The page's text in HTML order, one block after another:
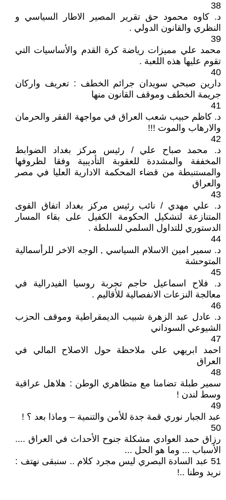
38
د. كاوه محمود حق تقرير المصير الاطار السياسي و
النظري والقانون الدولي .
39
محمد علي مميزات رياضة كرة القدم والأساسيات التي
تقوم عليها هذه اللعبة .
40
دارين صبحي سويدان جرائم الخطف : تعريف واركان
جريمة الخطف وموقف القانون منها
41
د. كاظم حبيب شعب العراق في مواجهة الفقر والحرمان
والارهاب والموت !!!
42
د. محمد صباح علي / رئيس مركز بغداد الضوابط
المخففة والمشددة للعقوبة التأديبية وفقا لظروفها
والمستنبطة من قضاء المحكمة الادارية العليا في مصر
والعراق
43
د. علي مهدي / نائب رئيس مركز بغداد اتفاق القوى
المتنازعة لتشكيل الحكومة الكفيل على بقاء المسار
الدستوري للتداول السلمي للسلطة .
44
د. سمير امين الاسلام السياسي , الوجه الاخر للرأسمالية
المتوحشة
45
د. فلاح اسماعيل حاجم تجربة روسيا الفيدرالية في
معالجة النزعات الانفصالية للأقاليم .
46
د. عادل عبد الزهرة شبيب الديمقراطية وموقف الحزب
الشيوعي السوداني
47
احمد ابريهي علي ملاحظة حول الاصلاح المالي في
العراق
48
سمير طبلة تضامنا مع متظاهري الوطن : هلاهل عراقية
وسط لندن !
49
عبد الجبار نوري قمة جدة للأمن والتنمية – وماذا بعد ؟ !
50
رزاق حمد العوادي مشكلة جنوح الأحداث في العراق ....
الأسباب ... وما هو الحل ...
51 عبد السادة البصري ليس مجرد كلام .. سنبقى نهتف :
نريد وطنا ..!